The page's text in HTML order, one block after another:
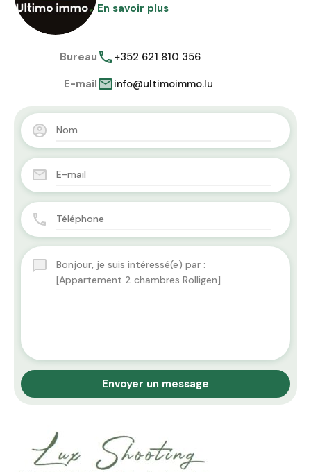
En savoir plus
Bureau
+352 621 810 356
E-mail
info@ultimoimmo.lu
Envoyer un message